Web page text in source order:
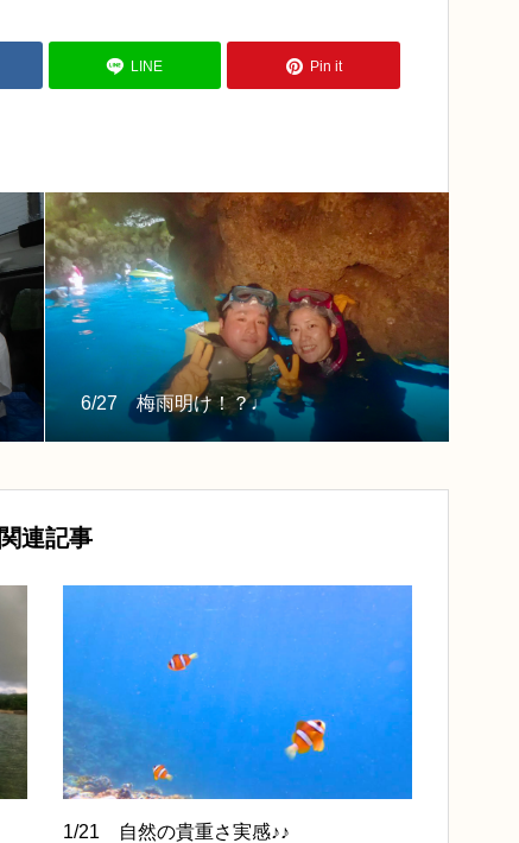
LINE Pin it
6/27 梅雨明け！？♩
関連記事
1/21 自然の貴重さ実感♪♪